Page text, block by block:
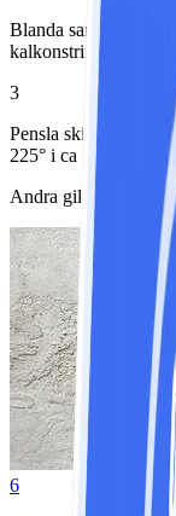
Blanda samman
kalkonstrimlorna.
3
Pensla skivorna med
225° i ca 25 minuter.
Andra gillade också
6